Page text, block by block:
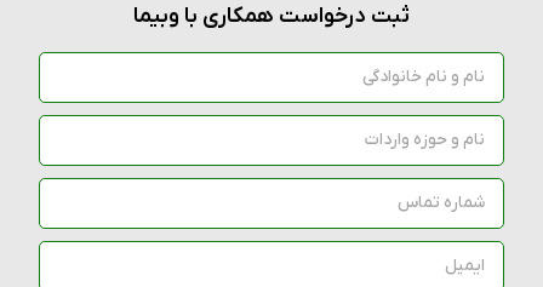
ثبت درخواست همکاری با وبیما